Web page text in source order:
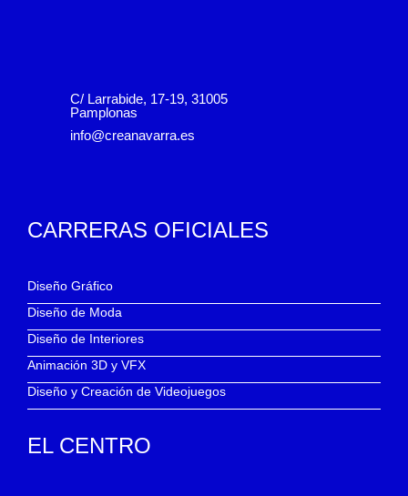
C/ Larrabide, 17-19, 31005
Pamplonas
info@creanavarra.es
CARRERAS OFICIALES
Diseño Gráfico
Diseño de Moda
Diseño de Interiores
Animación 3D y VFX
Diseño y Creación de Videojuegos
EL CENTRO